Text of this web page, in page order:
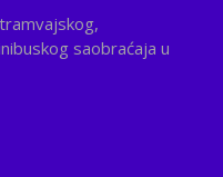
saobraćaja u